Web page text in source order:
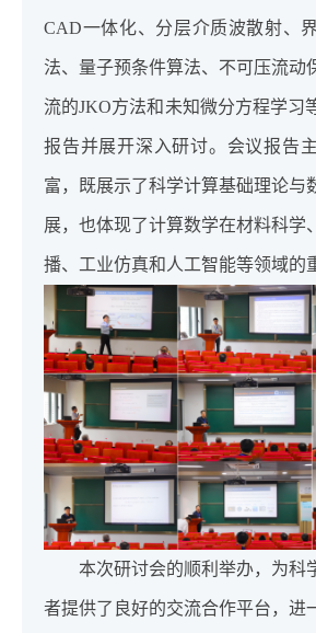
CAD一体化、分层介质波散射、
法、量子预条件算法、不可压流动
流的JKO方法和未知微分方程学习
报告并展开深入研讨。会议报告
富，既展示了科学计算基础理论与
展，也体现了计算数学在材料科学
播、工业仿真和人工智能等领域的
本次研讨会的顺利举办，为科
者提供了良好的交流合作平台，进